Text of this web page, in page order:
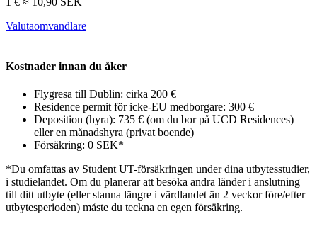
Valutaomvandlare
Kostnader innan du åker
Flygresa till Dublin: cirka 200 €
Residence permit för icke-EU medborgare: 300 €
Deposition (hyra): 735 € (om du bor på UCD Residences)
eller en månadshyra (privat boende)
Försäkring: 0 SEK*
*Du omfattas av Student UT-försäkringen under dina utbytesstudier,
i studielandet. Om du planerar att besöka andra länder i anslutning
till ditt utbyte (eller stanna längre i värdlandet än 2 veckor före/efter
utbytesperioden) måste du teckna en egen försäkring.